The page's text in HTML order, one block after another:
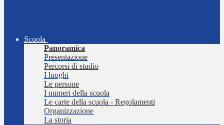
Scuola
Panoramica
Presentazione
Percorsi di studio
I luoghi
Le persone
I numeri della scuola
Le carte della scuola - Regolamenti
Organizzazione
La storia